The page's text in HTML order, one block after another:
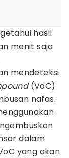
hasil
menit saja
mendeteksi
(VoC)
nafas.
dalam
yang akan